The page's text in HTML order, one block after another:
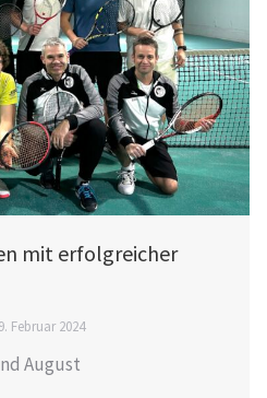
mit erfolgreicher
9. Februar 2024
August